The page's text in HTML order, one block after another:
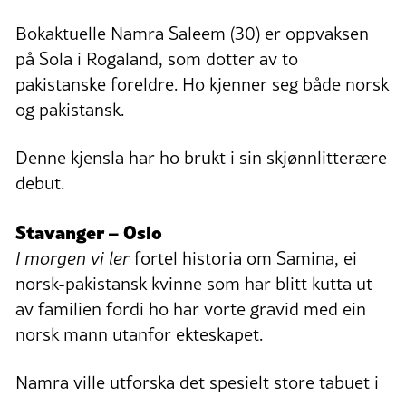
Bokaktuelle Namra Saleem (30) er oppvaksen
på Sola i Rogaland, som dotter av to
pakistanske foreldre. Ho kjenner seg både norsk
og pakistansk.
Denne kjensla har ho brukt i sin skjønnlitterære
debut.
Stavanger – Oslo
I morgen vi lerfortel historia om Samina, ei
norsk-pakistansk kvinne som har blitt kutta ut
av familien fordi ho har vorte gravid med ein
norsk mann utanfor ekteskapet.
Namra ville utforska det spesielt store tabuet i